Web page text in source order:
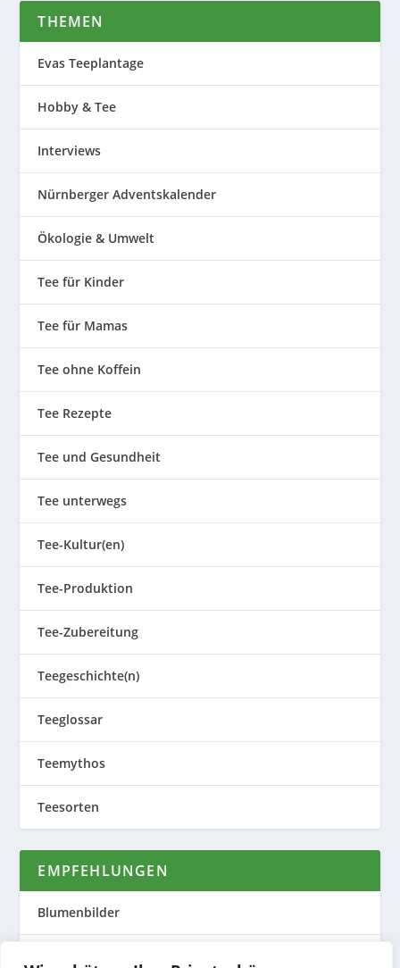
THEMEN
Evas Teeplantage
Hobby & Tee
Interviews
Nürnberger Adventskalender
Ökologie & Umwelt
Tee für Kinder
Tee für Mamas
Tee ohne Koffein
Tee Rezepte
Tee und Gesundheit
Tee unterwegs
Tee-Kultur(en)
Tee-Produktion
Tee-Zubereitung
Teegeschichte(n)
Teeglossar
Teemythos
Teesorten
EMPFEHLUNGEN
Blumenbilder